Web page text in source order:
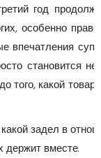
год
особенно
впечатления
становится
того, какой
задел в
держит вместе.